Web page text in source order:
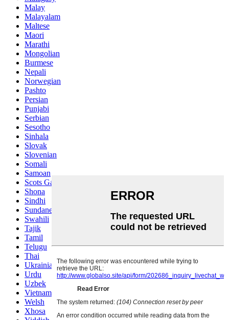
Malay
Malayalam
Maltese
Maori
Marathi
Mongolian
Burmese
Nepali
Norwegian
Pashto
Persian
Punjabi
Serbian
Sesotho
Sinhala
Slovak
Slovenian
Somali
Samoan
Scots Gaelic
Shona
Sindhi
Sundanese
Swahili
Tajik
Tamil
Telugu
Thai
Ukrainian
Urdu
Uzbek
Vietnamese
Welsh
Xhosa